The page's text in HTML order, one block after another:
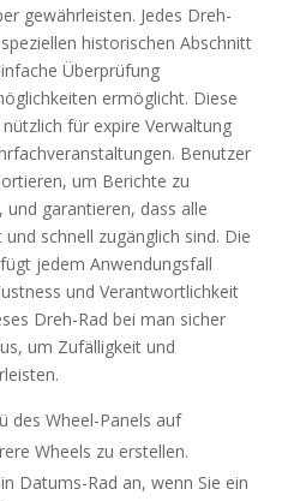
gewährleisten. Jedes Dreh-
historischen Abschnitt
Überprüfung
ermöglicht. Diese
für expire Verwaltung
Benutzer
um Berichte zu
garantieren, dass alle
schnell zugänglich sind. Die
jedem Anwendungsfall
und Verantwortlichkeit
Dreh-Rad bei man sicher
um Zufälligkeit und
des Wheel-Panels auf
Wheels zu erstellen.
Datums-Rad an, wenn Sie ein